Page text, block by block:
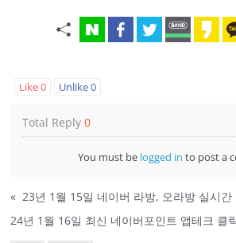
Like0 Unlike0
Total Reply0
You must be logged in to post a
« 23년 1월 15일 네이버 라방, 오라방 실시간
24년 1월 16일 최신 네이버포인트 앱테크 클